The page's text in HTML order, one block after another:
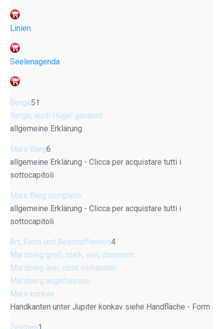
Linien
Seelenagenda
Berge51
Berge, auch Hügel genannt
allgemeine Erklärung
Mars Berg6
allgemeine Erklärung - Clicca per acquistare tutti i
sottocapitoli
Mars Berg completo
allgemeine Erklärung - Clicca per acquistare tutti i
sottocapitoli
Art, Form und Beschaffenheit4
Marsberg groß, stark, voll, dominant
Marsberg leer, nicht vorhanden
Marsberg angefressen
Mars konkav
Handkanten unter Jupiter konkav siehe Handfläche - Form